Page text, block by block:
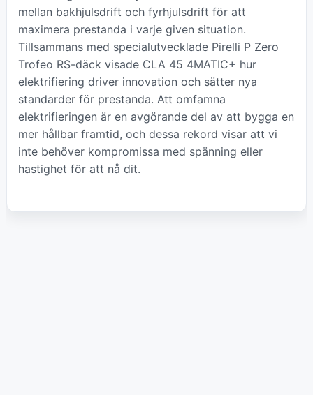
mellan bakhjulsdrift och fyrhjulsdrift för att
maximera prestanda i varje given situation.
Tillsammans med specialutvecklade Pirelli P Zero
Trofeo RS-däck visade CLA 45 4MATIC+ hur
elektrifiering driver innovation och sätter nya
standarder för prestanda. Att omfamna
elektrifieringen är en avgörande del av att bygga en
mer hållbar framtid, och dessa rekord visar att vi
inte behöver kompromissa med spänning eller
hastighet för att nå dit.